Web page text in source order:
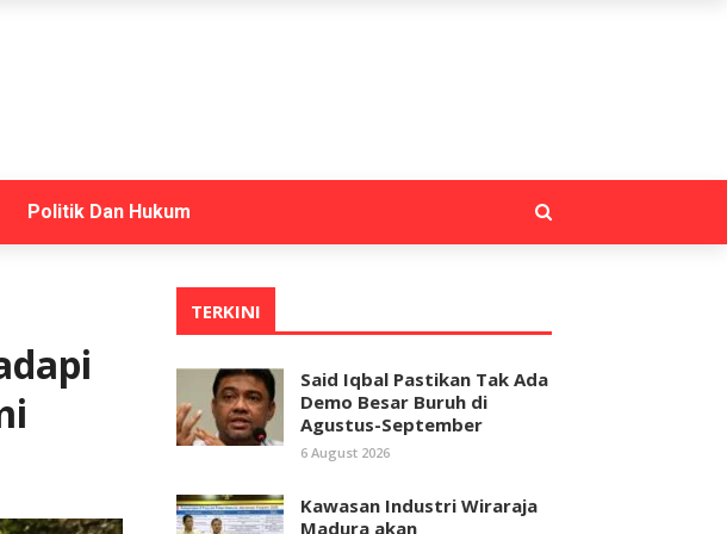
Politik Dan Hukum
TERKINI
Said Iqbal Pastikan Tak Ada
Demo Besar Buruh di
Agustus-September
6 August 2026
Kawasan Industri Wiraraja
Madura akan